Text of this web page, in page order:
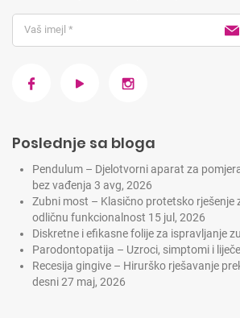
Poslednje sa bloga
Pendulum – Djelotvorni aparat za
bez vađenja 3 avg, 2026
Zubni most – Klasično protetsko rješenje
odličnu funkcionalnost 15 jul, 2026
Diskretne i efikasne folije za ispravljanje
Parodontopatija – Uzroci, simptomi i
Recesija gingive – Hirurško rješavanje
desni27 maj, 2026